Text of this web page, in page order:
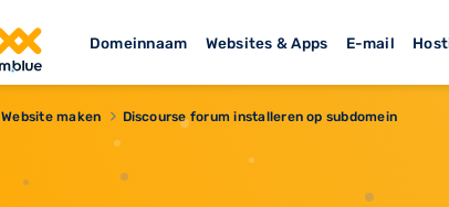
Domeinnaam Websites & Apps E-mail
Website maken Discourse forum installeren op subdomein